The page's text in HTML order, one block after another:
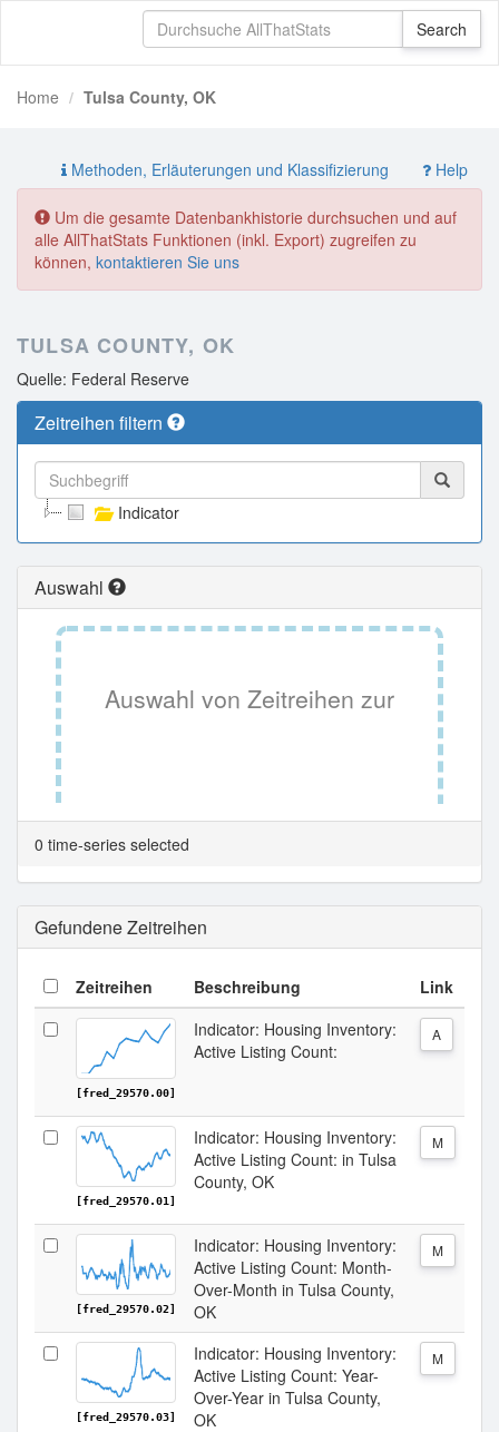
Home Tulsa County, OK
Methoden, Erläuterungen und Klassifizierung Help
Um die gesamte Datenbankhistorie durchsuchen und auf
alle AllThatStats Funktionen (inkl. Export) zugreifen zu
können, kontaktieren Sie uns
TULSA COUNTY, OK
Quelle: Federal Reserve
Zeitreihen filtern
Indicator
Auswahl
Auswahl von Zeitreihen zur
Tabellenansicht.
0 time-series selected
Gefundene Zeitreihen
Zeitreihen Beschreibung Link
[fred_29570.00]
Indicator: Housing Inventory:
Active Listing Count:
A
[fred_29570.01]
Indicator: Housing Inventory:
Active Listing Count: in Tulsa
County, OK
M
[fred_29570.02]
Indicator: Housing Inventory:
Active Listing Count: Month-
Over-Month in Tulsa County,
OK
M
[fred_29570.03]
Indicator: Housing Inventory:
Active Listing Count: Year-
Over-Year in Tulsa County,
OK
M